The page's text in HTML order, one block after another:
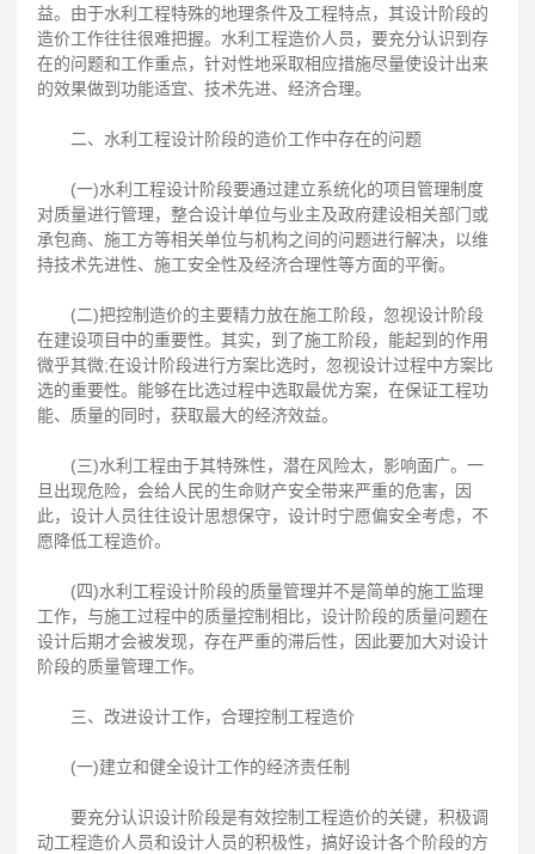
益。由于水利工程特殊的地理条件及工程特点，其设计阶段的
造价工作往往很难把握。水利工程造价人员，要充分认识到存
在的问题和工作重点，针对性地采取相应措施尽量使设计出来
的效果做到功能适宜、技术先进、经济合理。
二、水利工程设计阶段的造价工作中存在的问题
(一)水利工程设计阶段要通过建立系统化的项目管理制度
对质量进行管理，整合设计单位与业主及政府建设相关部门或
承包商、施工方等相关单位与机构之间的问题进行解决，以维
持技术先进性、施工安全性及经济合理性等方面的平衡。
(二)把控制造价的主要精力放在施工阶段，忽视设计阶段
在建设项目中的重要性。其实，到了施工阶段，能起到的作用
微乎其微;在设计阶段进行方案比选时，忽视设计过程中方案比
选的重要性。能够在比选过程中选取最优方案，在保证工程功
能、质量的同时，获取最大的经济效益。
(三)水利工程由于其特殊性，潜在风险太，影响面广。一
旦出现危险，会给人民的生命财产安全带来严重的危害，因
此，设计人员往往设计思想保守，设计时宁愿偏安全考虑，不
愿降低工程造价。
(四)水利工程设计阶段的质量管理并不是简单的施工监理
工作，与施工过程中的质量控制相比，设计阶段的质量问题在
设计后期才会被发现，存在严重的滞后性，因此要加大对设计
阶段的质量管理工作。
三、改进设计工作，合理控制工程造价
(一)建立和健全设计工作的经济责任制
要充分认识设计阶段是有效控制工程造价的关键，积极调
动工程造价人员和设计人员的积极性，搞好设计各个阶段的方